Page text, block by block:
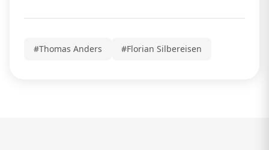
#Thomas Anders #Florian Silbereisen